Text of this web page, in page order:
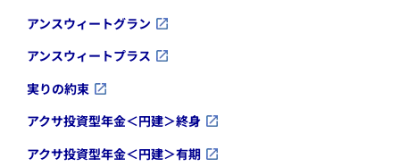
​アンスウィートグラン
​アンスウィートプラス
​実りの約束
​アクサ投資型年金＜円建＞終身
​アクサ投資型年金＜円建＞有期